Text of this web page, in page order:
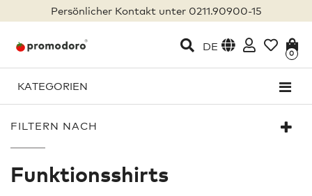
Persönlicher Kontakt unter 0211.90900-15
DE
0
KATEGORIEN
FILTERN NACH
Funktionsshirts